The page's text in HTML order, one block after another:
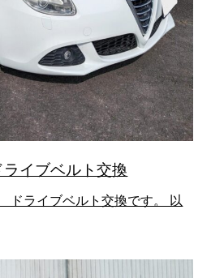
イブベルト交換
ライブベルト交換です。 以